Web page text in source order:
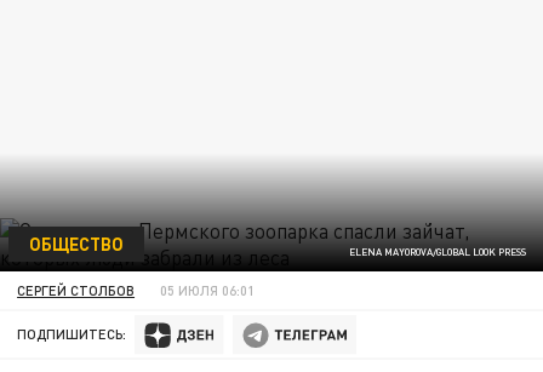
ELENA MAYOROVA/GLOBAL LOOK PRESS
ОБЩЕСТВО
СЕРГЕЙ СТОЛБОВ 05 ИЮЛЯ 06:01
ПОДПИШИТЕСЬ: